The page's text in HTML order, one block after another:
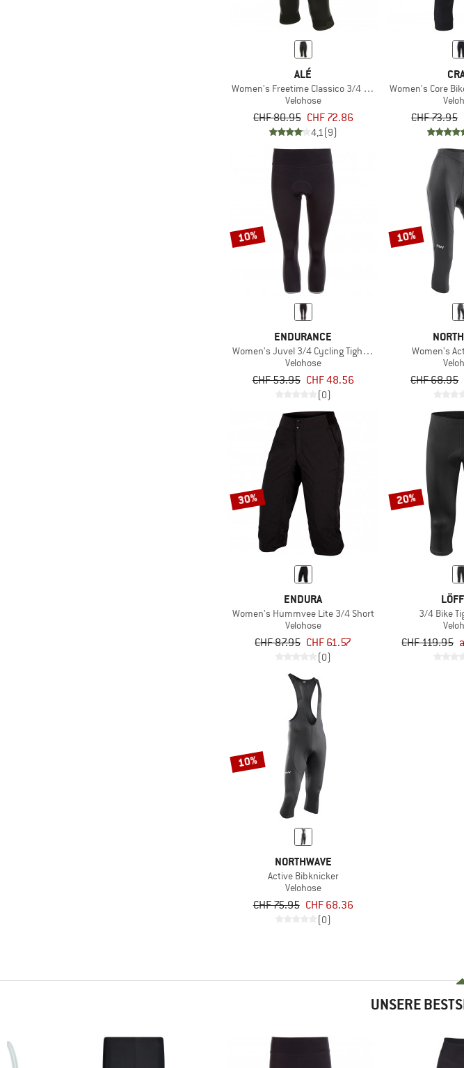
ALÉ
Women's Freetime Classico 3/4 Knickers
Velohose
CHF 80.95 CHF 72.86
4,1(9)
Women's Core
CHF 73.95
10%
ENDURANCE
Women's Juvel 3/4 Cycling Tights w/ Gel-Pad
Velohose
CHF 53.95 CHF 48.56
(0)
10%
Women's
CHF 68.95
30%
ENDURA
Women's Hummvee Lite 3/4 Short
Velohose
CHF 87.95 CHF 61.57
(0)
20%
3/4 Bike
CHF 119.95
10%
NORTHWAVE
Active Bibknicker
Velohose
CHF 75.95 CHF 68.36
(0)
UNSERE